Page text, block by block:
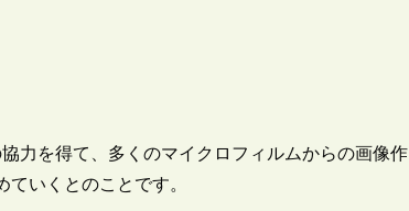
力を得て、多くのマイクロフィルムからの画像作
いくとのことです。